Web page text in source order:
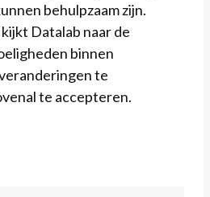
behulpzaam zijn.
Datalab naar de
binnen
te
te accepteren.